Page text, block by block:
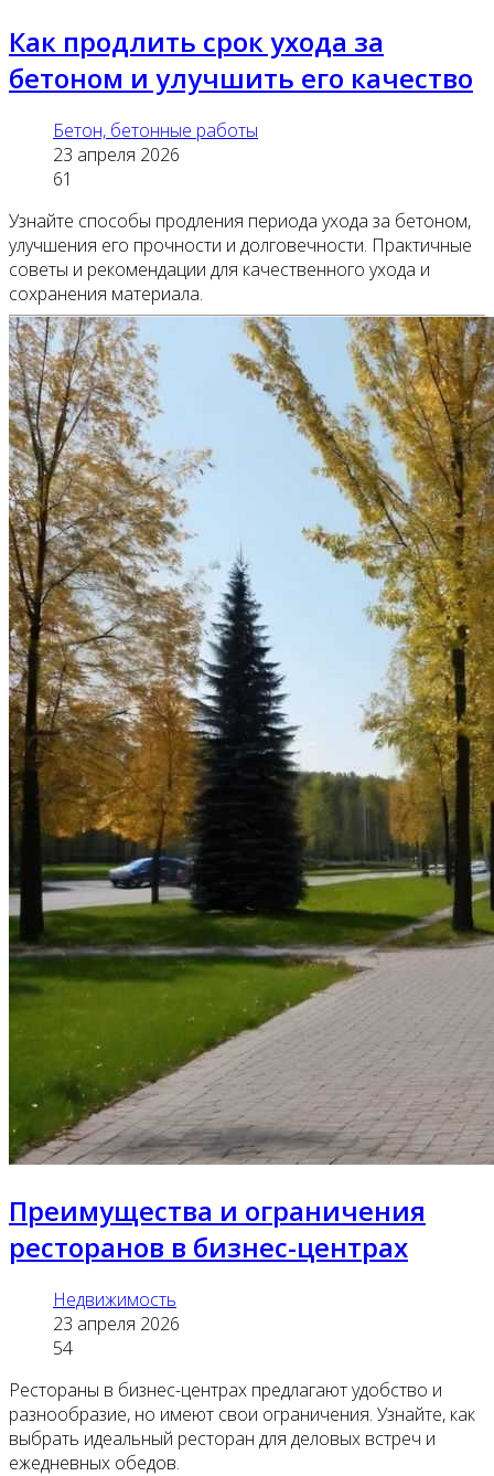
Как продлить срок ухода за
бетоном и улучшить его качество
Бетон, бетонные работы
23 апреля 2026
61
Узнайте способы продления периода ухода за бетоном,
улучшения его прочности и долговечности. Практичные
советы и рекомендации для качественного ухода и
сохранения материала.
Преимущества и ограничения
ресторанов в бизнес-центрах
Недвижимость
23 апреля 2026
54
Рестораны в бизнес-центрах предлагают удобство и
разнообразие, но имеют свои ограничения. Узнайте, как
выбрать идеальный ресторан для деловых встреч и
ежедневных обедов.